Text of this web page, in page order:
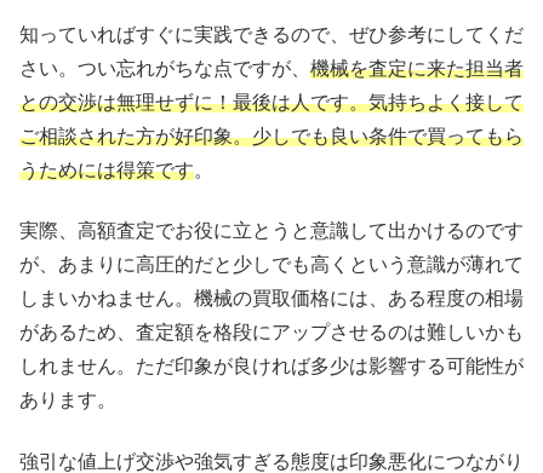
知っていればすぐに実践できるので、ぜひ参考にしてくだ
さい。つい忘れがちな点ですが、 機械を査定に来た担当者
との交渉は無理せずに！最後は人です。気持ちよく接して
ご相談された方が好印象。少しでも良い条件で買ってもら
うためには得策です。
実際、高額査定でお役に立とうと意識して出かけるのです
が、あまりに高圧的だと少しでも高くという意識が薄れて
しまいかねません。機械の買取価格には、ある程度の相場
があるため、査定額を格段にアップさせるのは難しいかも
しれません。ただ印象が良ければ多少は影響する可能性が
あります。
強引な値上げ交渉や強気すぎる態度は印象悪化につながり